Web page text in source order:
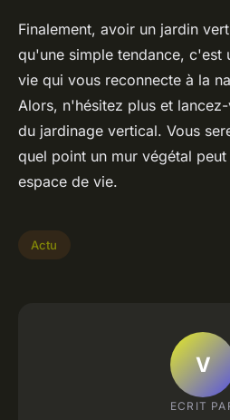
Finalement, avoir un jardin
qu'une simple tendance, c'est
vie qui vous reconnecte à la
Alors, n'hésitez plus et
du jardinage vertical. Vous
quel point un mur végétal
espace de vie.
Actu
V
ECRIT